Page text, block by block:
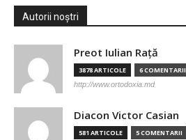
Autorii noștri
Preot Iulian Raţă
3878 ARTICOLE 6 COMENTARII
http://www.ortodoxia.md
Diacon Victor Casian
581 ARTICOLE 5 COMENTARII